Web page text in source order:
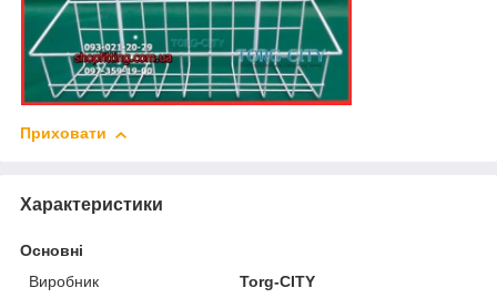
Приховати
Характеристики
Основні
Виробник
Torg-CITY